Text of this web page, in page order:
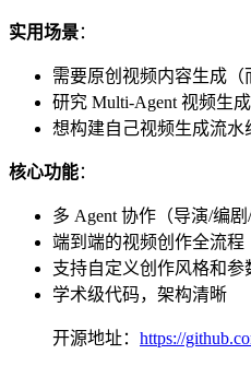
实用场景：
需要原创视频内容生成（
研究 Multi-Agent 视频生
想构建自己视频生成流水
核心功能：
多 Agent 协作（导演/编剧
端到端的视频创作全流程
支持自定义创作风格和参
学术级代码，架构清晰
开源地址： https://